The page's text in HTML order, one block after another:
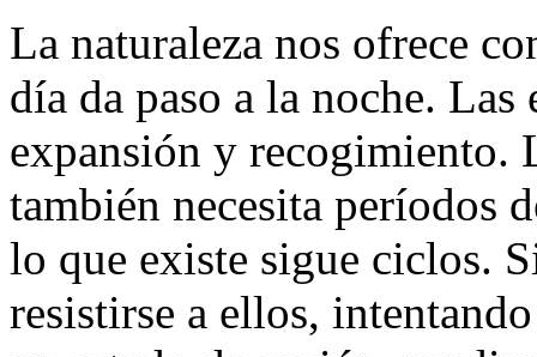
La naturaleza nos ofrece
día da paso a la noche. Las
expansión y recogimiento.
también necesita períodos
lo que existe sigue ciclos.
resistirse a ellos,